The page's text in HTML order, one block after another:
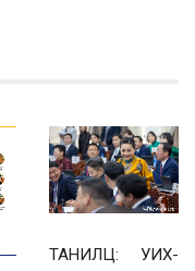
ТАНИЛЦ: УИХ-